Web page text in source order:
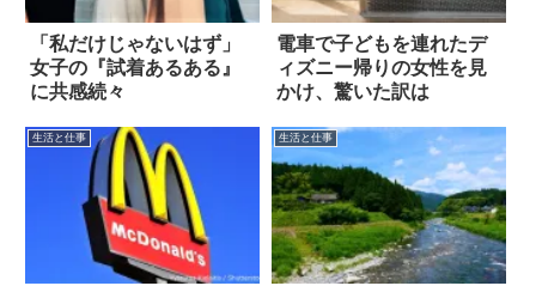
「私だけじゃないはず」
女子の『試着あるある』
に共感続々
電車で子どもを連れたデ
ィズニー帰りの女性を見
かけ、驚いた訳は
生活と仕事 生活と仕事